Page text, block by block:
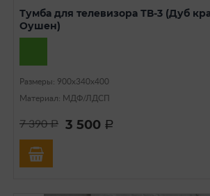
Тумба для телевизора ТВ-3 (Дуб
Оушен)
Размеры: 900х340х400
Материал: МДФ/ЛДСП
7 390a 3 500 a